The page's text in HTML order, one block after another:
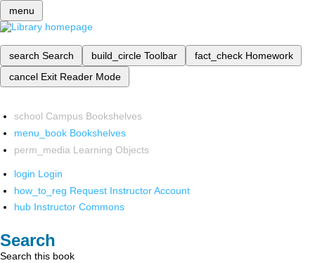
menu
search Search build_circle Toolbar fact_check Homework
cancel Exit Reader Mode
school Campus Bookshelves
menu_book Bookshelves
perm_media Learning Objects
login Login
how_to_reg Request Instructor Account
hub Instructor Commons
Search
Search this book